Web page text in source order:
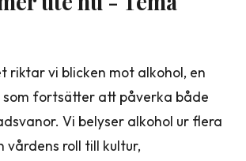
riktar vi blicken mot alkohol, en
fortsätter att påverka både
Vi belyser alkohol ur flera
vårdens roll till kultur,